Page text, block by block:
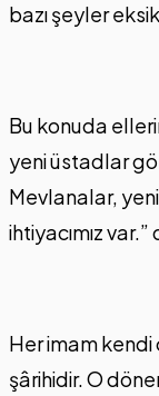
bazı şeyler
Bu konuda
yeni üstadlar
Mevlanalar,
ihtiyacımız
Her imam kendi
şârihidir. O